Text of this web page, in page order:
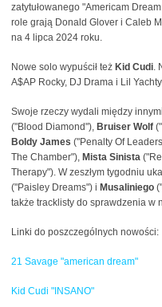
zatytułowanego "Americam
role grają Donald Glover i Caleb
na 4 lipca 2024 roku.
Nowe solo wypuścił też Kid Cudi
A$AP Rocky, DJ Drama i Lil
Swoje rzeczy wydali między innymi
("Blood Diamond"), Bruiser Wolf
Boldy James ("Penalty Of
The Chamber"), Mista Sinista
Therapy"). W zeszłym tygodniu
("Paisley Dreams") i Musaliniego
także tracklisty do sprawdzenia w
Linki do poszczególnych nowości:
21 Savage "american dream"
Kid Cudi "INSANO"